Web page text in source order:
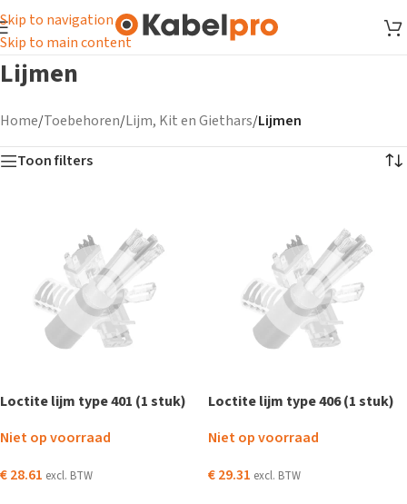
Skip to navigation
Skip to main content
Lijmen
Home/Toebehoren/Lijm, Kit en Giethars/Lijmen
Toon filters
Loctite lijm type 401 (1 stuk)
Niet op voorraad
€28.61 excl. BTW
Loctite lijm type 406 (1 stuk)
Niet op voorraad
€29.31 excl. BTW